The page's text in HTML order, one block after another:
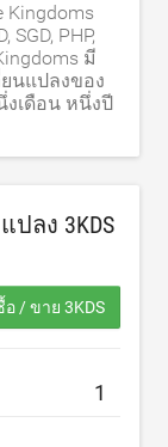
Kingdoms
SGD, PHP,
มี
นแปลงของ
งเดือน หนึ่งปี
ปลง 3KDS
อ / ขาย 3KDS